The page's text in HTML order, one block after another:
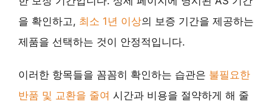
을 확인하고, 최소 1년 이상의 보증 기간을 제공하는
제품을 선택하는 것이 안정적입니다.
이러한 항목들을 꼼꼼히 확인하는 습관은 불필요한
반품 및 교환을 줄여 시간과 비용을 절약하게 해 줄